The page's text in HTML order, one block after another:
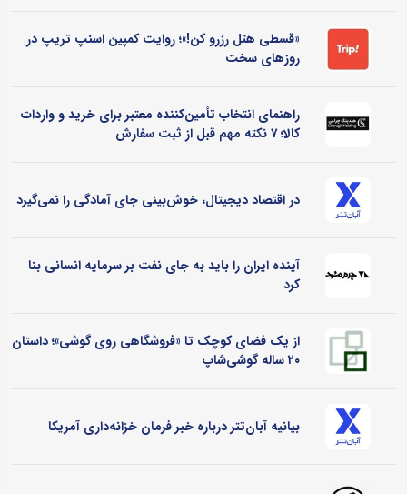
«قسطی هتل رزرو کن!»؛ روایت کمپین اسنپ تریپ در
روزهای سخت
راهنمای انتخاب تأمین‌کننده معتبر برای خرید و واردات
کالا؛ ۷ نکته مهم قبل از ثبت سفارش
در اقتصاد دیجیتال، خوش‌بینی جای آمادگی را نمی‌گیرد
آینده ایران را باید به جای نفت بر سرمایه انسانی بنا
کرد
از یک فضای کوچک تا «فروشگاهی روی گوشی»؛ داستان
۲۰ ساله گوشی‌شاپ
بیانیه آبان‌تتر درباره خبر فرمان خزانه‌داری آمریکا